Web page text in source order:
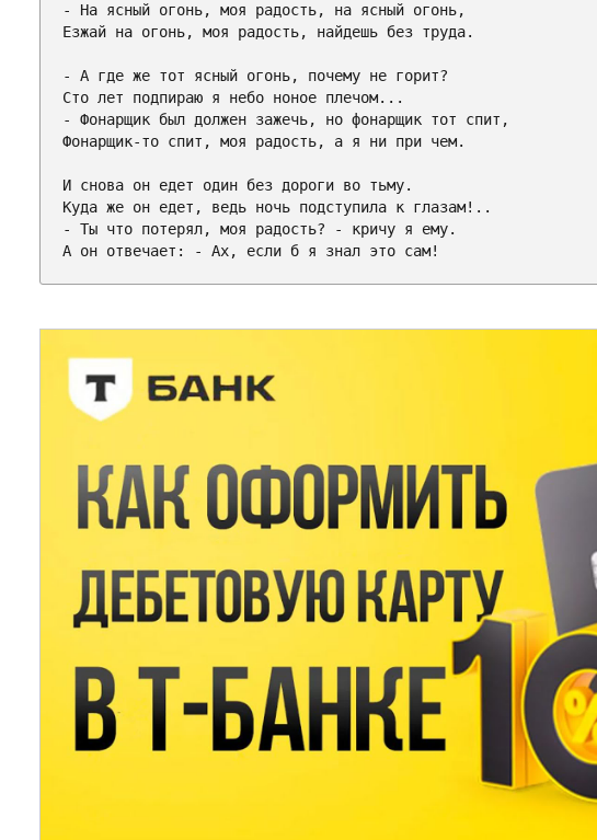
- На ясный огонь, моя радость, на ясный огонь,
Езжай на огонь, моя радость, найдешь без труда.
- А где же тот ясный огонь, почему не горит?
Сто лет подпираю я небо ноное плечом...
- Фонарщик был должен зажечь, но фонарщик тот спит,
Фонарщик-то спит, моя радость, а я ни при чем.
И снова он едет один без дороги во тьму.
Куда же он едет, ведь ночь подступила к глазам!..
- Ты что потерял, моя радость? - кричу я ему.
А он отвечает: - Ах, если б я знал это сам!